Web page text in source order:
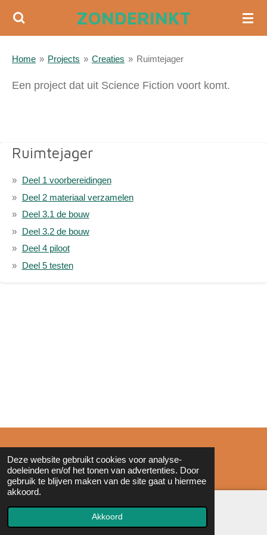
Deze website gebruikt cookies voor analyse-
doeleinden en/of het tonen van advertenties. Door
gebruik te blijven maken van de site gaat u hiermee
akkoord.
Akkoord
Ga
de
ZONDERINKT
Home » Projects » Creaties » Ruimtejager
Een project dat uit Science Fiction voort komt.
Ruimtejager
Deel 1 voorbereidingen
Deel 2 materiaal verzamelen
Deel 3.1 de bouw
Deel 3.2 de bouw
Deel 4 piloot
Deel 5 testen
© 2011 - 2026 Zonderinkt.eu